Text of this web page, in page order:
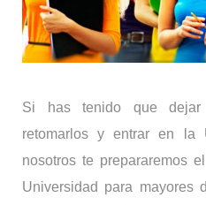
Si has tenido que
retomarlos y entrar en la
nosotros te prepararemos
Universidad para mayores